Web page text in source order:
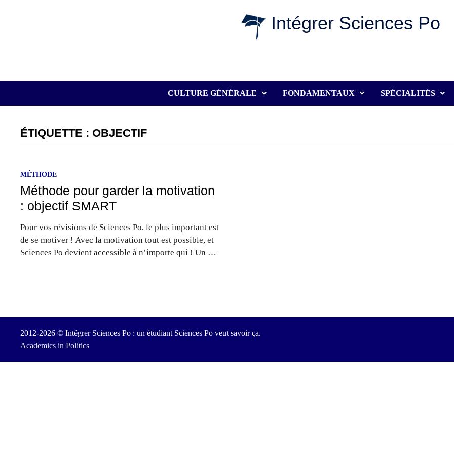
Intégrer Sciences Po
CULTURE GÉNÉRALE FONDAMENTAUX SPÉCIALITÉS
ÉTIQUETTE : OBJECTIF
MÉTHODE
Méthode pour garder la motivation
: objectif SMART
Pour vos révisions de Sciences Po, le plus important est
de se motiver ! Avec la motivation tout est possible, et
Sciences Po devient accessible à n’importe qui ! Un …
2012-2026 © Intégrer Sciences Po : un étudiant Sciences Po veut savoir ça.
Academics in Politics